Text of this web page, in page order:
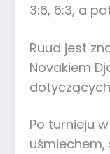
3:6, 6:3, a
Ruud jest
Novakiem
Po turnieju
uśmiechem,